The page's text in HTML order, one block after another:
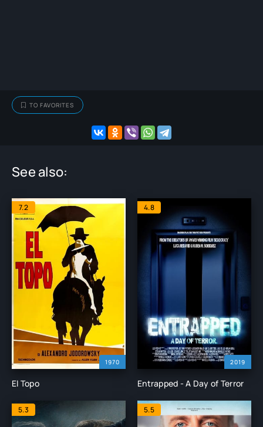
TO FAVORITES
See also:
1970
7.2
El Topo
2019
4.8
Entrapped - A Day of Terror
5.3 5.5